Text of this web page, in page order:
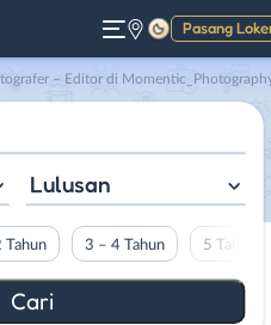
Pasang
Gelap
– Editor di
Lulusan
Tahun 3 – 4 Tahun 5 Tahun